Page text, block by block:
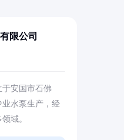
限公司
于安国市石佛
水泵生产，经
域。